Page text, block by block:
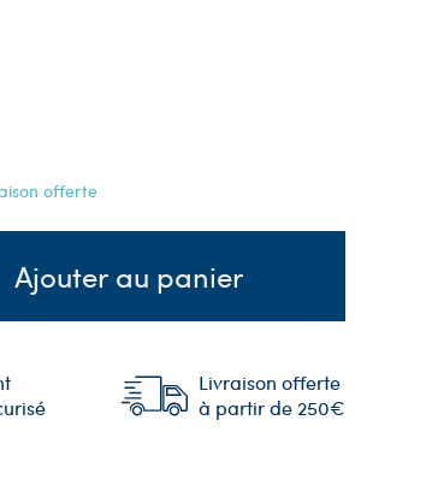
offerte
Ajouter au panier
Livraison offerte
à partir de 250€